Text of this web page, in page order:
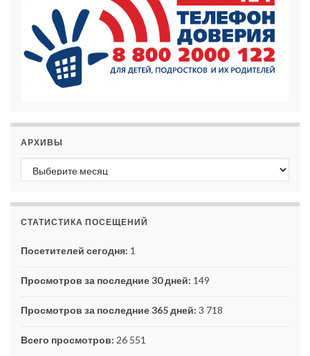
АРХИВЫ
Архивы
СТАТИСТИКА ПОСЕЩЕНИЙ
Посетителей сегодня: 1
Просмотров за последние 30 дней: 149
Просмотров за последние 365 дней: 3 718
Всего просмотров: 26 551